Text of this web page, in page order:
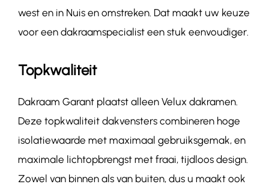
west en in Nuis en omstreken. Dat maakt uw keuze
voor een dakraamspecialist een stuk eenvoudiger.
Topkwaliteit
Dakraam Garant plaatst alleen Velux dakramen.
Deze topkwaliteit dakvensters combineren hoge
isolatiewaarde met maximaal gebruiksgemak, en
maximale lichtopbrengst met fraai, tijdloos design.
Zowel van binnen als van buiten, dus u maakt ook